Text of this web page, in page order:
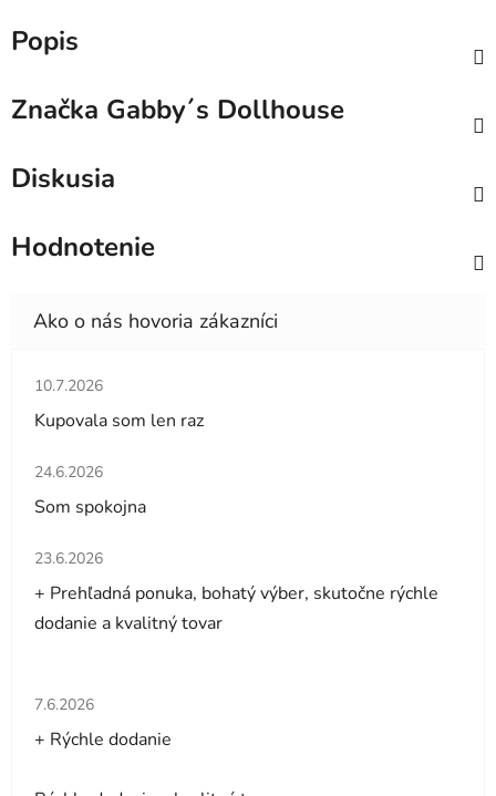
Popis
Značka Gabby´s Dollhouse
Diskusia
Hodnotenie
Hodnotenie obchodu je 5 z 5 hviezdičiek.
10.7.2026
Kupovala som len raz
Hodnotenie obchodu je 5 z 5 hviezdičiek.
24.6.2026
Som spokojna
Hodnotenie obchodu je 5 z 5 hviezdičiek.
23.6.2026
+ Prehľadná ponuka, bohatý výber, skutočne rýchle
dodanie a kvalitný tovar
Hodnotenie obchodu je 5 z 5 hviezdičiek.
7.6.2026
+ Rýchle dodanie